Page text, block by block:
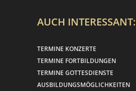
AUCH INTERESSANT:
TERMINE KONZERTE
TERMINE FORTBILDUNGEN
TERMINE GOTTESDIENSTE
AUSBILDUNGSMÖGLICHKEITEN